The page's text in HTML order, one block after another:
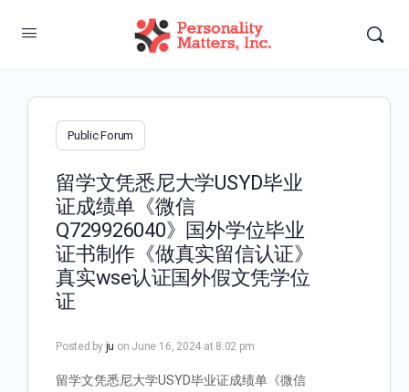
Public Forum
留学文凭悉尼大学USYD毕业
证成绩单《微信
Q729926040》国外学位毕业
证书制作《做真实留信认证》
真实wse认证国外假文凭学位
证
Posted by ju on June 16, 2024 at 8:02 pm
留学文凭悉尼大学USYD毕业证成绩单《微信